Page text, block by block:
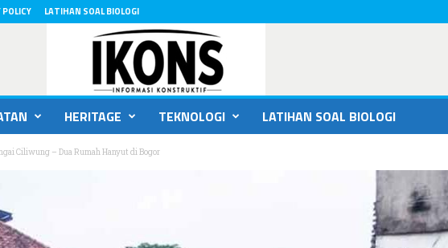
LATIHAN SOAL BIOLOGI
HERITAGE TEKNOLOGI LATIHAN SOAL BIOLOGI
Ciliwung – Dua Rumah Hanyut di Bogor